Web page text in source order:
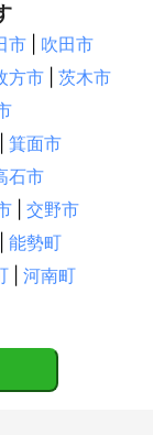
市
吹田市
方市
茨木市
箕面市
石市
交野市
能勢町
河南町